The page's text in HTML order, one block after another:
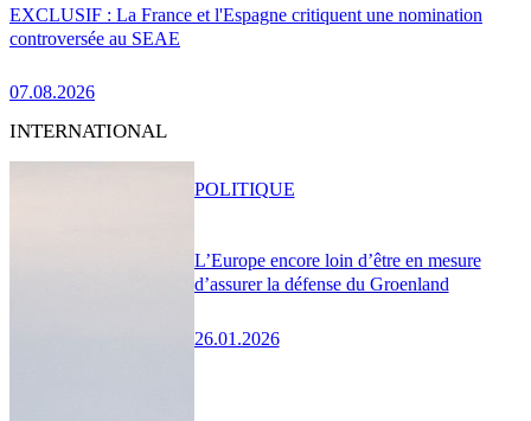
EXCLUSIF : La France et l'Espagne critiquent une nomination
controversée au SEAE
07.08.2026
INTERNATIONAL
L’Europe encore loin d’être en mesure
d’assurer la défense du Groenland
26.01.2026
POLITIQUE